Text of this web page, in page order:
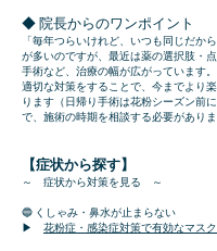
◆ 院長からのワンポイント
「毎年つらいけれど、いつも同じだか
が多いのですが、最近は薬の選択肢・
手術など、治療の幅が広がっています。
適切な対策をすることで、今までより
ります（日帰り手術は花粉シーズン前
で、施術の時期を相談する必要がありま
【症状から探す】
～ 症状から対策を見る ～
🔵 くしゃみ・鼻水が止まらない
▶ 花粉症・感染症対策で有効なマス